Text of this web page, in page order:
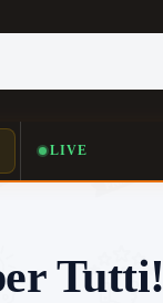
LIVE
Tutti!